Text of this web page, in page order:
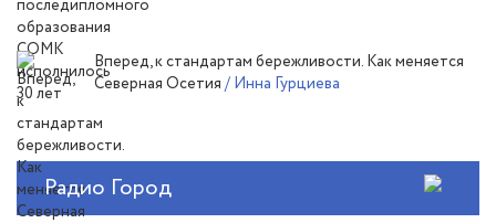
Вперед, к стандартам бережливости. Как меняется
Северная Осетия / Инна Гурциева
Радио Город